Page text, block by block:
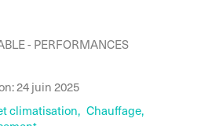
- PERFORMANCES
24 juin 2025
climatisation, Chauffage,